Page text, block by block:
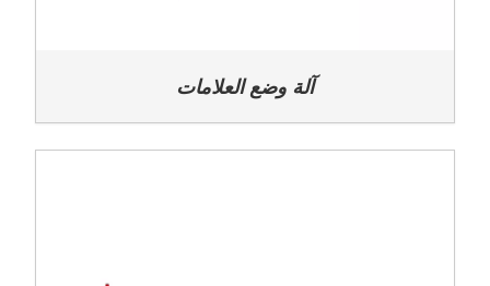
آلة وضع العلامات